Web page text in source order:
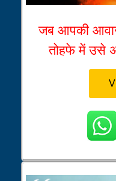
जब आपकी
तोहफे में उसे